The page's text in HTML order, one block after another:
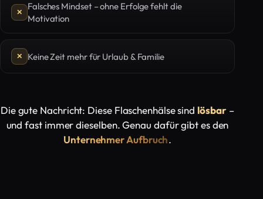
Falsches Mindset – ohne Erfolge fehlt die
Motivation
Keine Zeit mehr für Urlaub & Familie
Die gute Nachricht: Diese Flaschenhälse sind lösbar –
und fast immer dieselben. Genau dafür gibt es den
Unternehmer Aufbruch.